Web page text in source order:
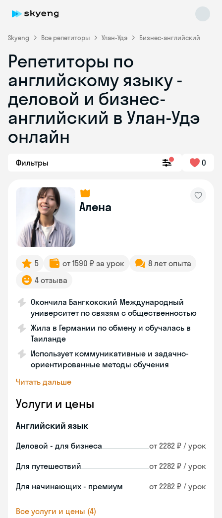
Skyeng Все репетиторы Улан-Удэ Бизнес-английский
Репетиторы по
английскому языку -
деловой и бизнес-
английский в Улан-Удэ
онлайн
Фильтры 0
Алена
5 от 1590 ₽ за урок
8 лет опыта
4 отзыва
Окончила Бангкокский Международный
университет по связям с общественностью
Жила в Германии по обмену и обучалась в
Таиланде
Использует коммуникативные и задачно-
ориентированные методы обучения
Читать дальше
Услуги и цены
Английский язык
Деловой - для бизнеса от 2282 ₽ / урок
Для путешествий от 2282 ₽ / урок
Для начинающих - премиум от 2282 ₽ / урок
Все услуги и цены (4)
Skyeng Chat
online